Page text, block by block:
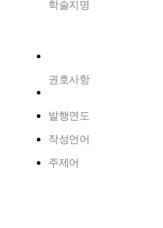
학술지명
권호사항
발행연도
작성언어
주제어